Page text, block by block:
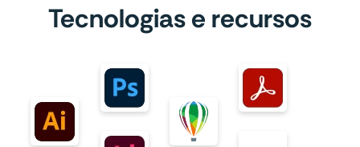
Tecnologias e recursos